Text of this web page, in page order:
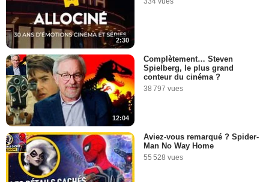
2:30
12:04
Complètement… Steven
Spielberg, le plus grand
conteur du cinéma ?
38 797 vues
Aviez-vous remarqué ? Spider-
Man No Way Home
55 528 vues